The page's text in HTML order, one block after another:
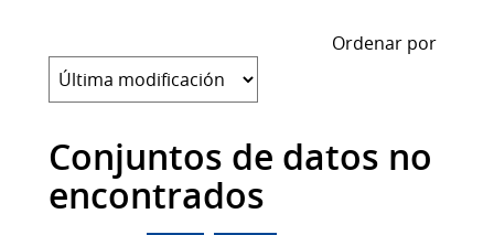
Ordenar por
Conjuntos de datos no
encontrados